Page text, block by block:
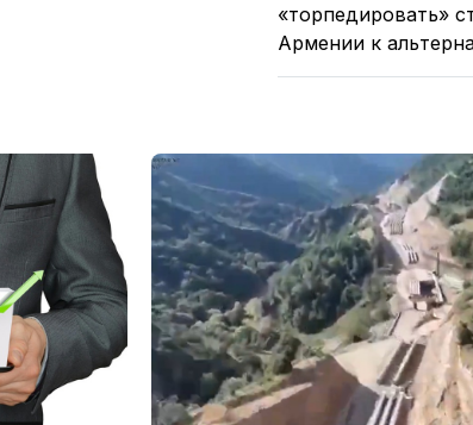
«торпедировать»
Армении к